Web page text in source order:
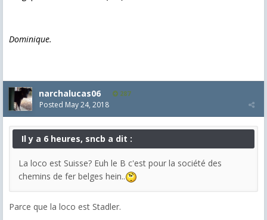
Dominique.
narchalucas06 287
Posted May 24, 2018
Il y a 6 heures, sncb a dit :
La loco est Suisse? Euh le B c'est pour la société des
chemins de fer belges hein..
Parce que la loco est Stadler.